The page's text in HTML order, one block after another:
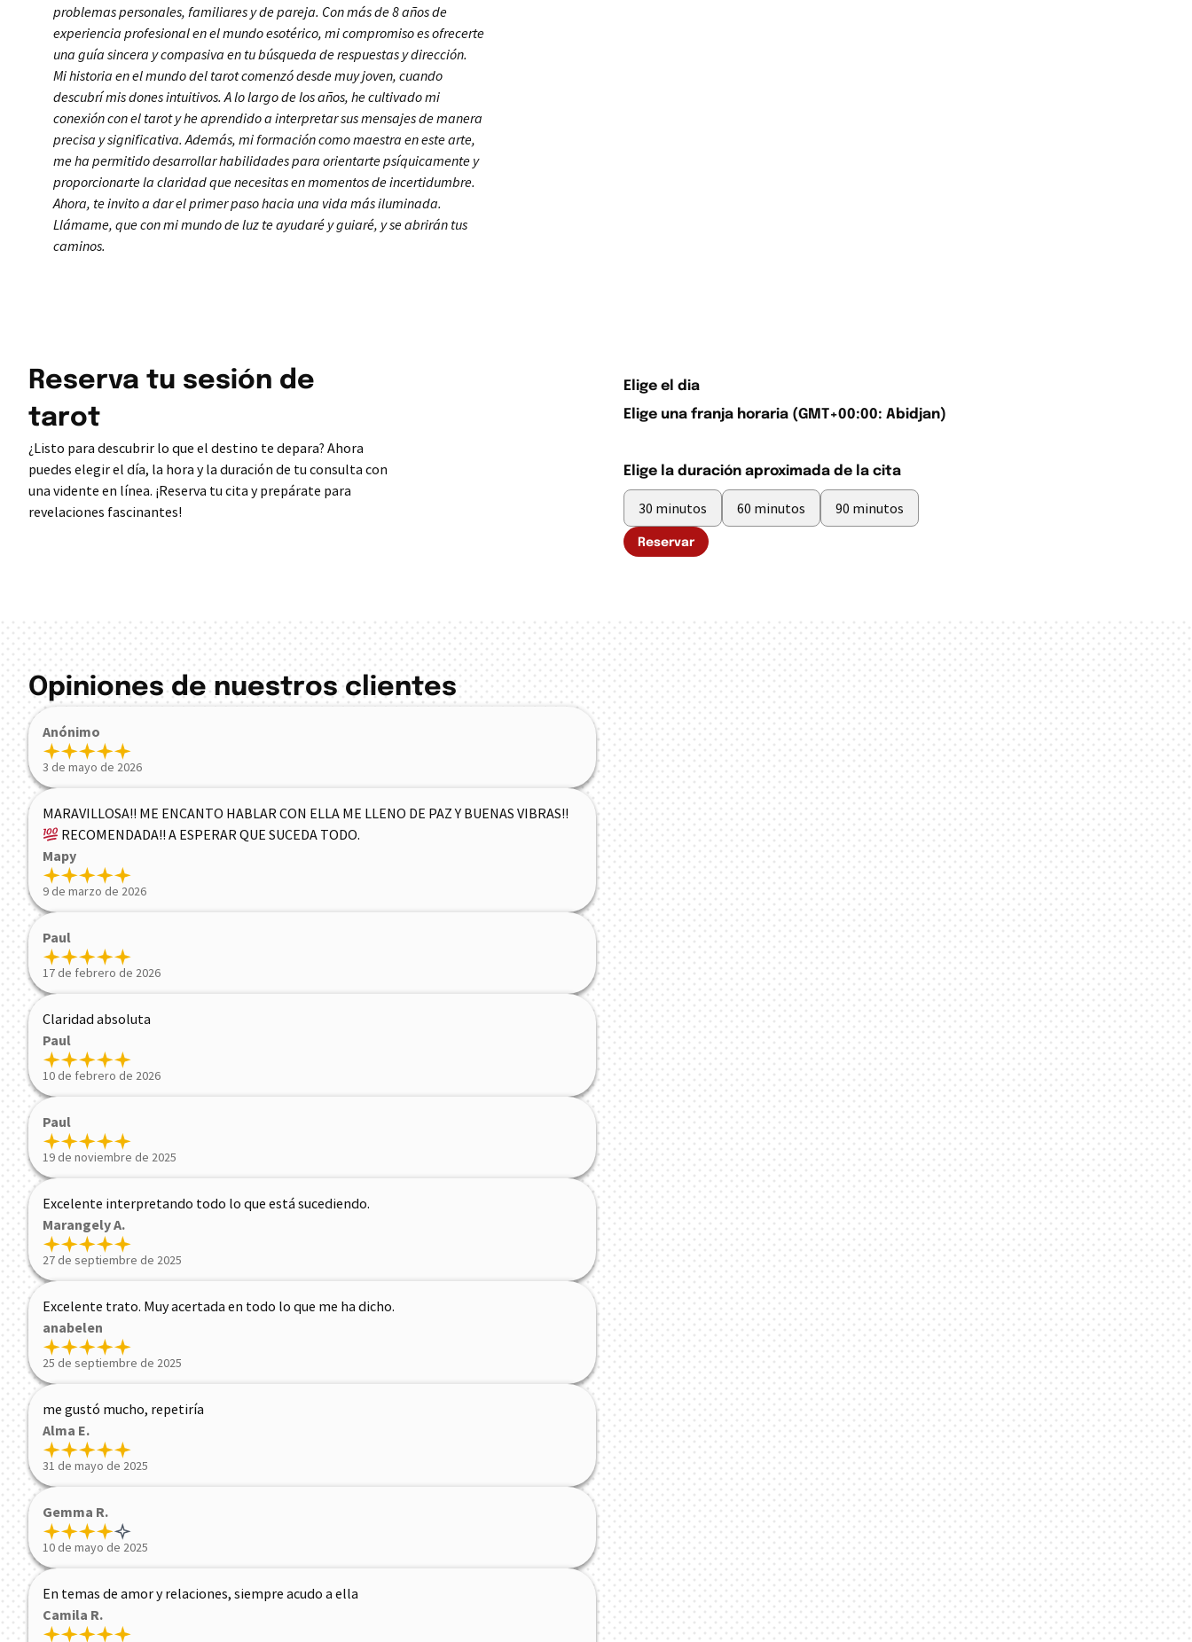
problemas personales, familiares y de pareja. Con más de 8 años de
experiencia profesional en el mundo esotérico, mi compromiso es ofrecerte
una guía sincera y compasiva en tu búsqueda de respuestas y dirección.
Mi historia en el mundo del tarot comenzó desde muy joven, cuando
descubrí mis dones intuitivos. A lo largo de los años, he cultivado mi
conexión con el tarot y he aprendido a interpretar sus mensajes de manera
precisa y significativa. Además, mi formación como maestra en este arte,
me ha permitido desarrollar habilidades para orientarte psíquicamente y
proporcionarte la claridad que necesitas en momentos de incertidumbre.
Ahora, te invito a dar el primer paso hacia una vida más iluminada.
Llámame, que con mi mundo de luz te ayudaré y guiaré, y se abrirán tus
caminos.
Reserva tu sesión de
tarot
¿Listo para descubrir lo que el destino te depara? Ahora
puedes elegir el día, la hora y la duración de tu consulta con
una vidente en línea. ¡Reserva tu cita y prepárate para
revelaciones fascinantes!
Elige el dia
Elige una franja horaria (GMT+00:00: Abidjan)
Elige la duración aproximada de la cita
30 minutos 60 minutos 90 minutos
Reservar
Opiniones de nuestros clientes
Anónimo
3 de mayo de 2026
MARAVILLOSA!! ME ENCANTO HABLAR CON ELLA ME LLENO DE PAZ Y BUENAS VIBRAS!!
RECOMENDADA!! A ESPERAR QUE SUCEDA TODO.
Mapy
9 de marzo de 2026
Paul
17 de febrero de 2026
Claridad absoluta
Paul
10 de febrero de 2026
Paul
19 de noviembre de 2025
Excelente interpretando todo lo que está sucediendo.
Marangely A.
27 de septiembre de 2025
Excelente trato. Muy acertada en todo lo que me ha dicho.
anabelen
25 de septiembre de 2025
me gustó mucho, repetiría
Alma E.
31 de mayo de 2025
Gemma R.
10 de mayo de 2025
En temas de amor y relaciones, siempre acudo a ella
Camila R.